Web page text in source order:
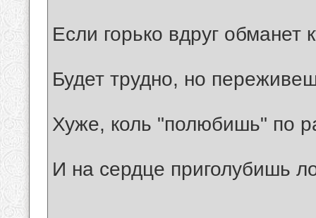
Если горько вдруг обманет
Будет трудно, но
Хуже, коль "полюбишь" по
И на сердце приголубишь